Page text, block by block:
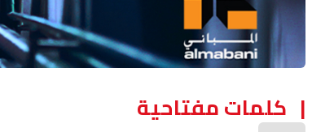
كلمات مفتاحية